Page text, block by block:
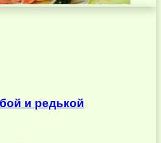
и редькой